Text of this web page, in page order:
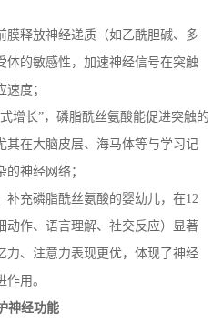
膜释放神经递质（如乙酰胆碱、多
体的敏感性，加速神经信号在突触
度；
增长”，磷脂酰丝氨酸能促进突触的
其在大脑皮层、海马体等与学习记
神经网络；
补充磷脂酰丝氨酸的婴幼儿，在12
动作、语言理解、社交反应）显著
力、注意力表现更优，体现了神经
用。
神经功能